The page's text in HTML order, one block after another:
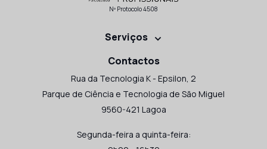
Nº Protocolo 4508
Serviços
Contactos
Rua da Tecnologia K - Epsilon, 2
Parque de Ciência e Tecnologia de São Miguel
9560-421 Lagoa
Segunda-feira a quinta-feira: